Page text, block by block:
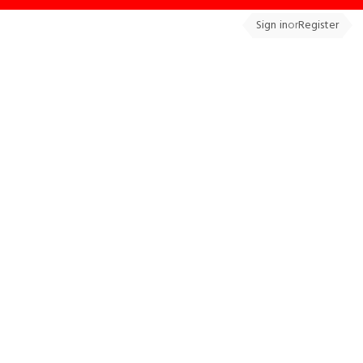
Sign inorRegister